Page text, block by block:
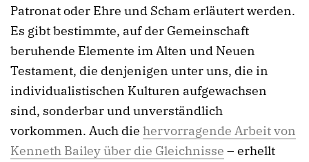
Patronat oder Ehre und Scham erläutert werden.
Es gibt bestimmte, auf der Gemeinschaft
beruhende Elemente im Alten und Neuen
Testament, die denjenigen unter uns, die in
individualistischen Kulturen aufgewachsen
sind, sonderbar und unverständlich
vorkommen. Auch die hervorragende Arbeit von
Kenneth Bailey über die Gleichnisse – erhellt